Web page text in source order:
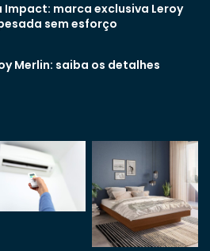
Impact: marca exclusiva Leroy
sem esforço
Merlin: saiba os detalhes